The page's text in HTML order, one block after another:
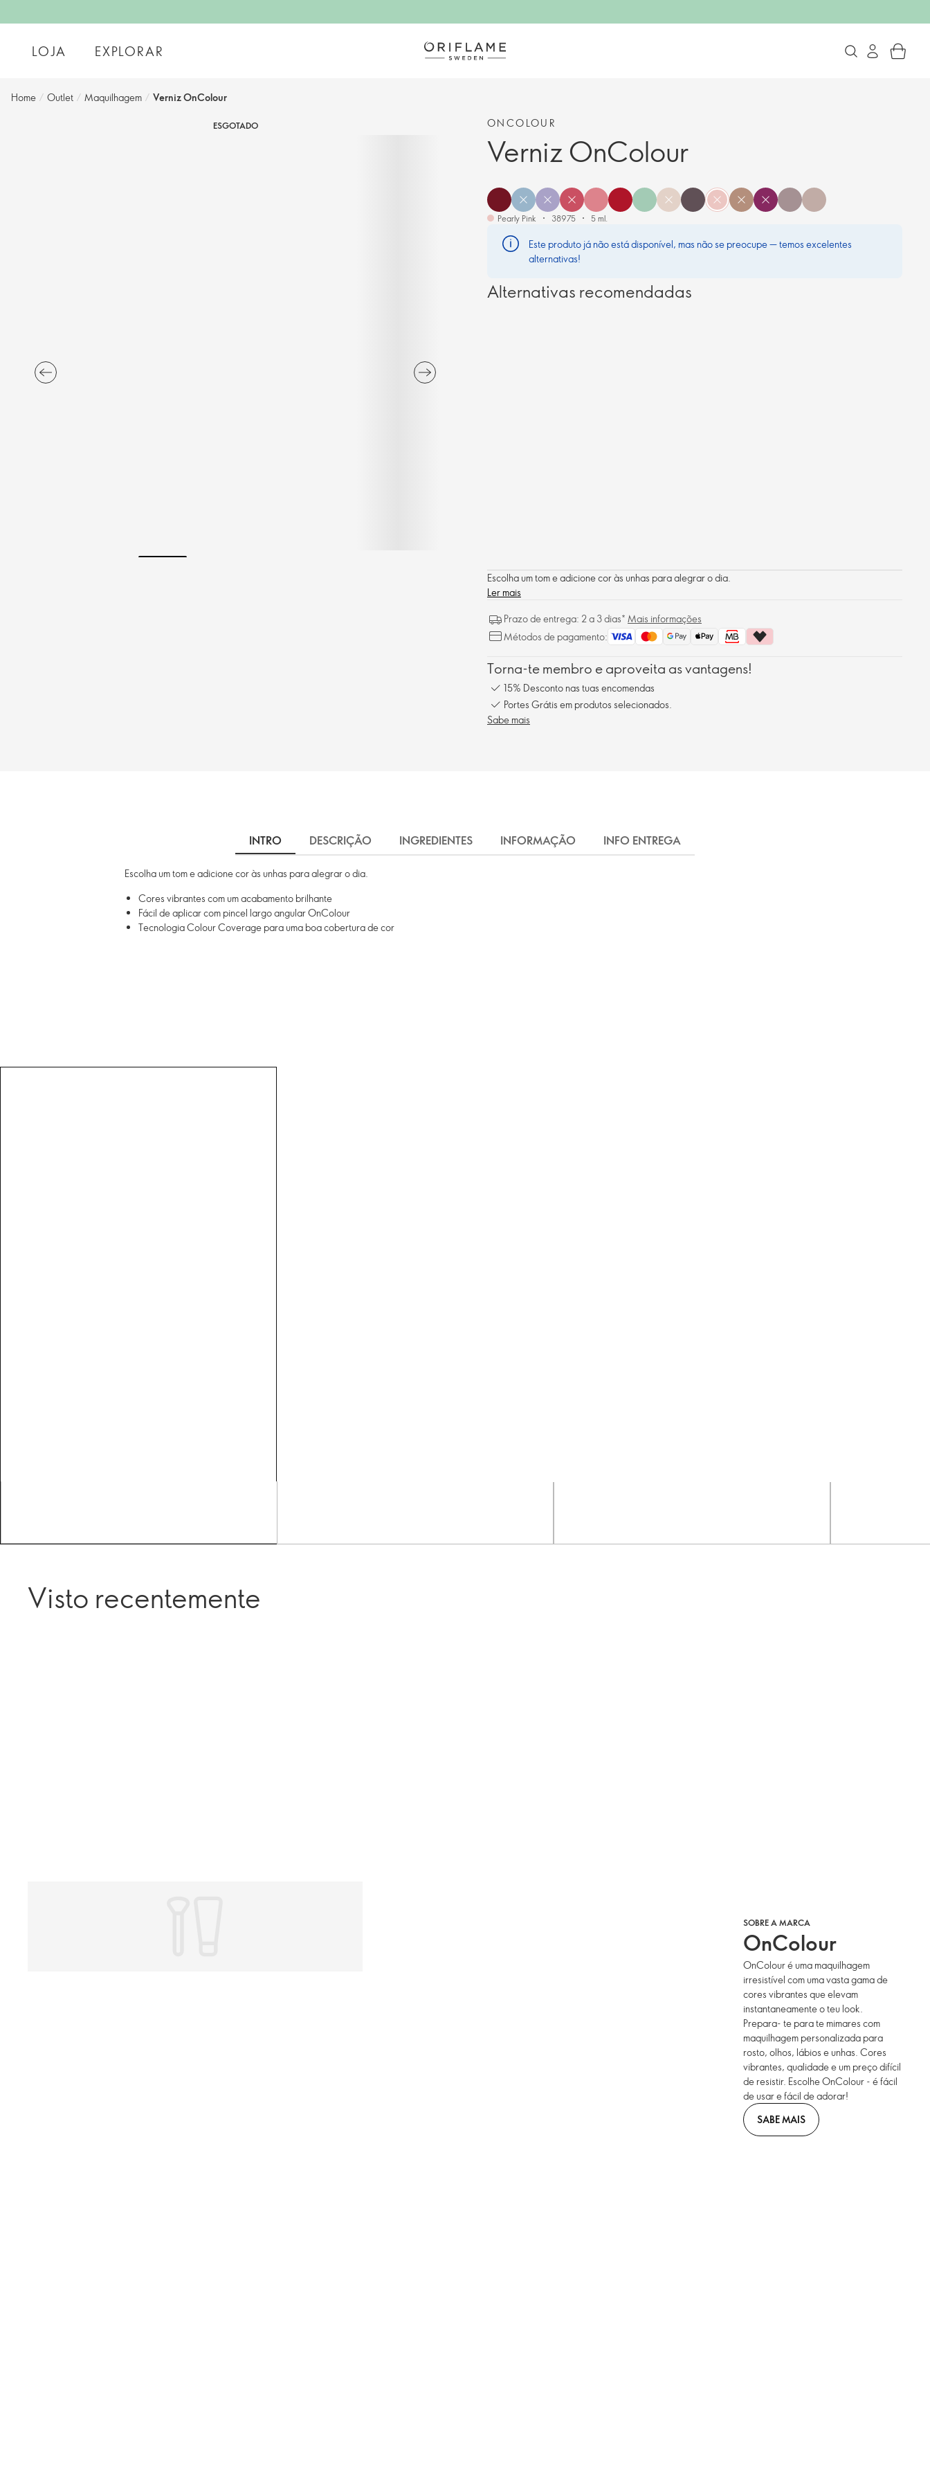
LOJA EXPLORAR
Home / Outlet / Maquilhagem / Verniz OnColour
ESGOTADO ONCOLOUR
Verniz OnColour
Pearly Pink 38975 5 ml.
Este produto já não está disponível, mas não se preocupe — temos excelentes
alternativas!
Alternativas recomendadas
Escolha um tom e adicione cor às unhas para alegrar o dia.
Ler mais
Prazo de entrega: 2 a 3 dias* Mais informações
Métodos de pagamento:
Torna-te membro e aproveita as vantagens!
15% Desconto nas tuas encomendas
Portes Grátis em produtos selecionados.
Sabe mais
INTRO DESCRIÇÃO INGREDIENTES INFORMAÇÃO INFO ENTREGA
Escolha um tom e adicione cor às unhas para alegrar o dia.
Cores vibrantes com um acabamento brilhante
Fácil de aplicar com pincel largo angular OnColour
Tecnologia Colour Coverage para uma boa cobertura de cor
Visto recentemente
SOBRE A MARCA
OnColour
OnColour é uma maquilhagem
irresistível com uma vasta gama de
cores vibrantes que elevam
instantaneamente o teu look.
Prepara- te para te mimares com
maquilhagem personalizada para
rosto, olhos, lábios e unhas. Cores
vibrantes, qualidade e um preço difícil
de resistir. Escolhe OnColour - é fácil
de usar e fácil de adorar!
SABE MAIS